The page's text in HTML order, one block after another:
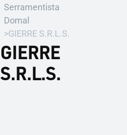
Serramentista
Domal
GIERRE S.R.L.S.
GIERRE
S.R.L.S.